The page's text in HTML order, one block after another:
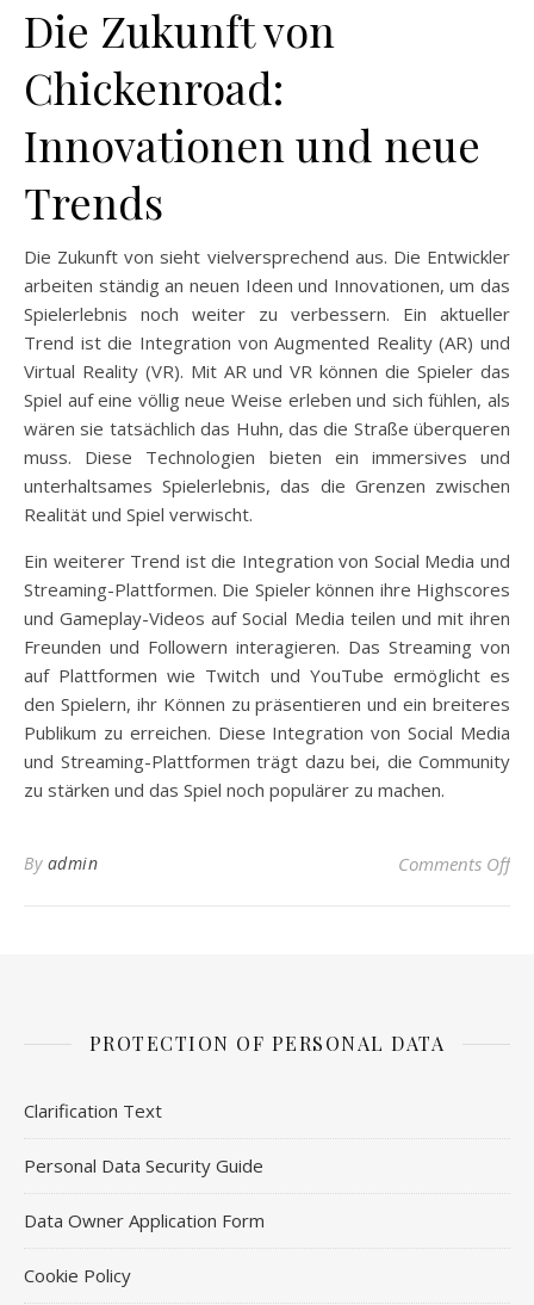
Die Zukunft von
Chickenroad:
Innovationen und neue
Trends
Die Zukunft von sieht vielversprechend aus. Die Entwickler
arbeiten ständig an neuen Ideen und Innovationen, um das
Spielerlebnis noch weiter zu verbessern. Ein aktueller
Trend ist die Integration von Augmented Reality (AR) und
Virtual Reality (VR). Mit AR und VR können die Spieler das
Spiel auf eine völlig neue Weise erleben und sich fühlen, als
wären sie tatsächlich das Huhn, das die Straße überqueren
muss. Diese Technologien bieten ein immersives und
unterhaltsames Spielerlebnis, das die Grenzen zwischen
Realität und Spiel verwischt.
Ein weiterer Trend ist die Integration von Social Media und
Streaming-Plattformen. Die Spieler können ihre Highscores
und Gameplay-Videos auf Social Media teilen und mit ihren
Freunden und Followern interagieren. Das Streaming von
auf Plattformen wie Twitch und YouTube ermöglicht es
den Spielern, ihr Können zu präsentieren und ein breiteres
Publikum zu erreichen. Diese Integration von Social Media
und Streaming-Plattformen trägt dazu bei, die Community
zu stärken und das Spiel noch populärer zu machen.
By admin Comments Offon
PROTECTION OF PERSONAL DATA
Clarification Text
Personal Data Security Guide
Data Owner Application Form
Cookie Policy